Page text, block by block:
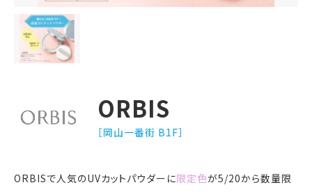
ORBIS
［岡山一番街 B1F］
ORBISで人気のUVカットパウダーに限定色が5/20から数量限